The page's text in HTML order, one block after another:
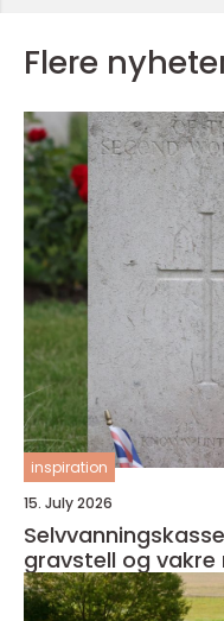
Flere
inspiration
15. July 2026
gravstell og vakre